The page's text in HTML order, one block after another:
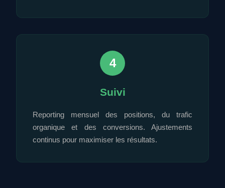
4
Suivi
Reporting mensuel des positions, du trafic
organique et des conversions. Ajustements
continus pour maximiser les résultats.